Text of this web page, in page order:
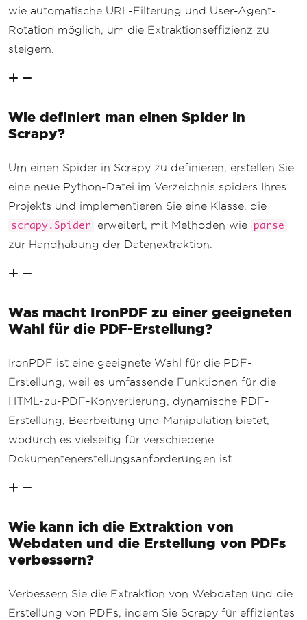
wie automatische URL-Filterung und User-Agent-
Rotation möglich, um die Extraktionseffizienz zu
steigern.
Wie definiert man einen Spider in
Scrapy?
Um einen Spider in Scrapy zu definieren, erstellen Sie
eine neue Python-Datei im Verzeichnis spiders Ihres
Projekts und implementieren Sie eine Klasse, die
scrapy.Spider erweitert, mit Methoden wie parse
zur Handhabung der Datenextraktion.
Was macht IronPDF zu einer geeigneten
Wahl für die PDF-Erstellung?
IronPDF ist eine geeignete Wahl für die PDF-
Erstellung, weil es umfassende Funktionen für die
HTML-zu-PDF-Konvertierung, dynamische PDF-
Erstellung, Bearbeitung und Manipulation bietet,
wodurch es vielseitig für verschiedene
Dokumentenerstellungsanforderungen ist.
Wie kann ich die Extraktion von
Webdaten und die Erstellung von PDFs
verbessern?
Verbessern Sie die Extraktion von Webdaten und die
Erstellung von PDFs, indem Sie Scrapy für effizientes